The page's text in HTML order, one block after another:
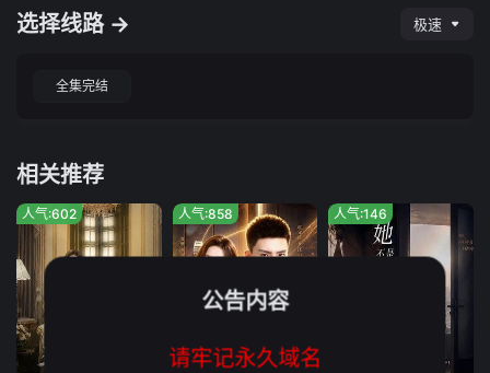
选择线路 → 极速
全集完结
相关推荐
人气:602 人气:858 人气:146
公告内容
请牢记永久域名